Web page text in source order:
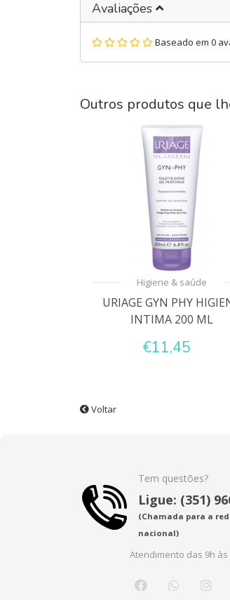
Avaliações
Baseado em 0
Outros produtos que
Higiene & saúde
URIAGE GYN PHY
INTIMA 200 ML
€11,45
Voltar
Tem questões?
Ligue: (351)
(Chamada para a
nacional)
Atendimento das 9h às